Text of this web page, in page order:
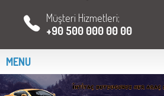
Müşteri Hizmetleri;
+90 500 000 00 00
MENU